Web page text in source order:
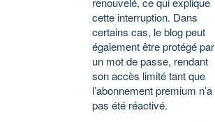
cette interruption. Dans
certains cas, le blog peut
également être protégé par
un mot de passe, rendant
son accès limité tant que
l’abonnement premium n’a
pas été réactivé.